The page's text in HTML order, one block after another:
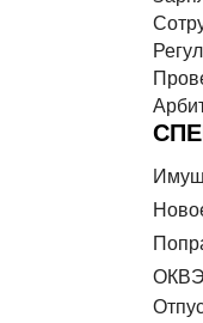
Разъяснения Минтруда и
СЕРВИСЫ ДЛЯ